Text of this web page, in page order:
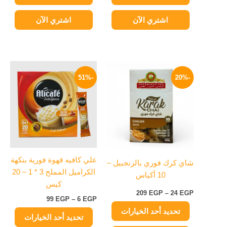
اشتري الآن اشتري الآن
-20%
شاي كرك فوري بالزنجبيل –
10 أكياس
24 EGP
–
209 EGP
السعر:
من
خلال
تحديد أحد الخيارات
هناك
العديد
من
المختلفة
اختيار
صفحة
المنتج
-51%
علي كافيه قهوة فورية بنكهة
الكراميل المملح 3 * 1 – 20
كيس
6 EGP
–
99 EGP
السعر:
من
⁦6 EGP⁩
خلال
⁦99 EGP⁩
تحديد أحد الخيارات
هناك
العديد
من
الأشكال
المختلفة
لهذا
المنتج.
اختيار
الخيارات
صفحة
المنتج